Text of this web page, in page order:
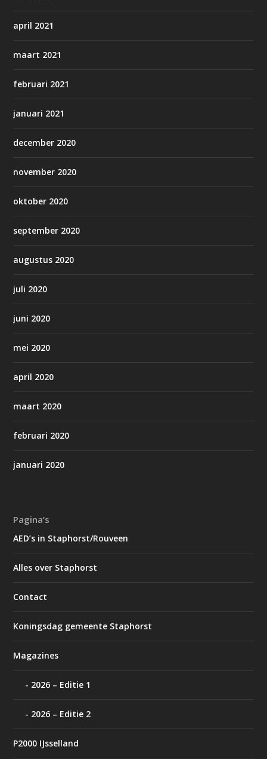
april 2021
maart 2021
februari 2021
januari 2021
december 2020
november 2020
oktober 2020
september 2020
augustus 2020
juli 2020
juni 2020
mei 2020
april 2020
maart 2020
februari 2020
januari 2020
Pagina’s
AED’s in Staphorst/Rouveen
Alles over Staphorst
Contact
Koningsdag gemeente Staphorst
Magazines
2026 – Editie 1
2026 – Editie 2
P2000 IJsselland